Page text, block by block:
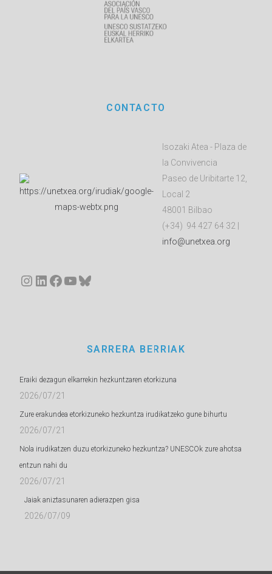
CONTACTO
Isozaki Atea - Plaza de
la Convivencia
Paseo de Uribitarte 12,
Local 2
48001 Bilbao
(+34) 94 427 64 32 |
info@unetxea.org
Instagram
LinkedIn
Facebook
YouTube
Bluesky
SARRERA BERRIAK
Eraiki dezagun elkarrekin hezkuntzaren etorkizuna
2026/07/21
Zure erakundea etorkizuneko hezkuntza irudikatzeko gune bihurtu
2026/07/21
Nola irudikatzen duzu etorkizuneko hezkuntza? UNESCOk zure ahotsa
entzun nahi du
2026/07/21
Jaiak aniztasunaren adierazpen gisa
2026/07/09